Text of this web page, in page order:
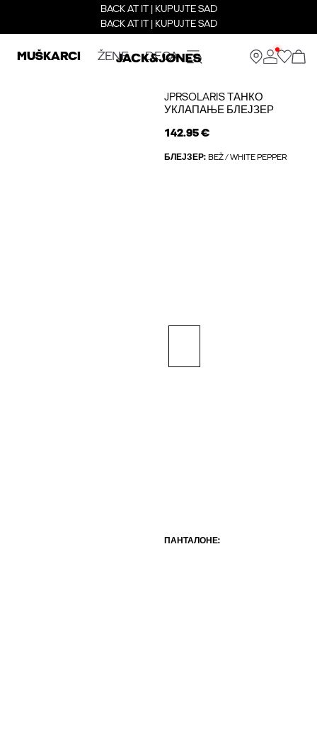
BACK AT IT | KUPUJTE SAD
BACK AT IT | KUPUJTE SAD
MUŠKARCI ŽENE DECA
JPRSOLARIS ТАНКО
УКЛАПАЊЕ БЛЕЈЗЕР
142.95 €
БЛЕЈЗЕР: BEŽ / WHITE PEPPER
ПАНТАЛОНЕ: